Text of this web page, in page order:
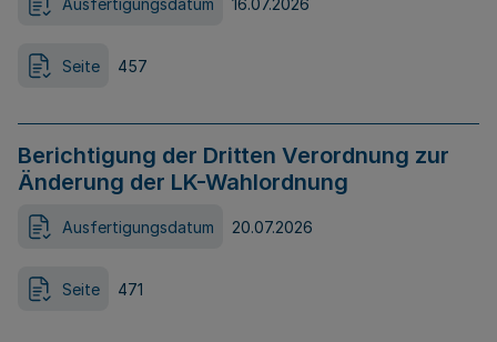
Seite 457
Berichtigung der Dritten Verordnung zur
Änderung der LK-Wahlordnung
Ausfertigungsdatum 20.07.2026
Seite 471